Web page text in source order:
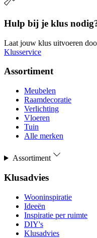
Hulp bij je klus
Laat jouw klus uitvoeren
Klusservice
Assortiment
Meubelen
Raamdecoratie
Verlichting
Vloeren
Tuin
Alle merken
Assortiment
Klusadvies
Wooninspiratie
Ideeën
Inspiratie per ruimte
DIY's
Klusadvies